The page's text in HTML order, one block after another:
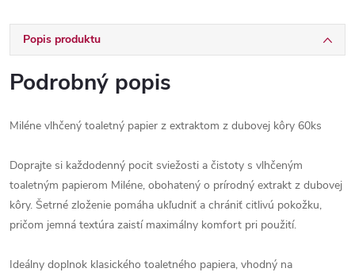
Popis produktu
Podrobný popis
Miléne vlhčený toaletný papier z extraktom z dubovej kôry 60ks
Doprajte si každodenný pocit sviežosti a čistoty s vlhčeným
toaletným papierom Miléne, obohatený o prírodný extrakt z dubovej
kôry. Šetrné zloženie pomáha ukľudniť a chrániť citlivú pokožku,
pričom jemná textúra zaistí maximálny komfort pri použití.
Ideálny doplnok klasického toaletného papiera, vhodný na